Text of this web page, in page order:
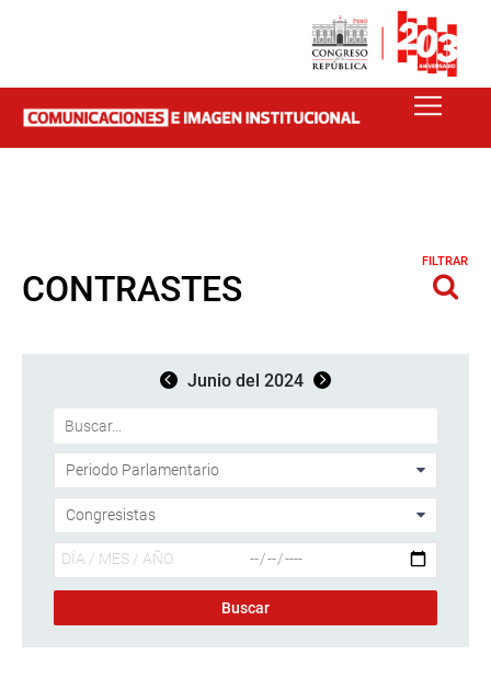
CONTRASTES
FILTRAR
Junio del 2024